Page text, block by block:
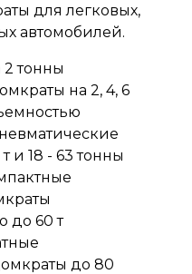
для легковых,
автомобилей.
тонны
на 2, 4, 6
и 18 - 63 тонны
до 60 т
до 80